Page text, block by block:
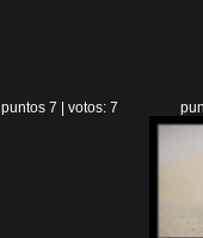
puntos 7 | votos: 7